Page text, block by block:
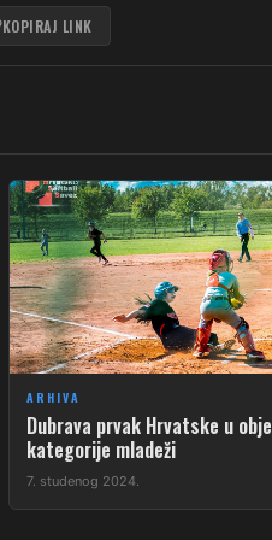
KOPIRAJ LINK
ARHIVA
Dubrava prvak Hrvatske u obje
kategorije mladeži
7. studenog 2024.